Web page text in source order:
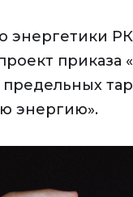
энергетики РК
приказа
энергию».